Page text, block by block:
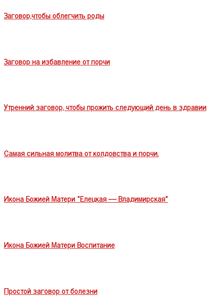
Заговор,чтобы облегчить роды
Заговор на избавление от порчи
Утренний заговор, чтобы прожить следующий день в здравии
Самая сильная молитва от колдовства и порчи.
Икона Божией Матери «Елецкая — Владимирская»
Икона Божией Матери Воспитание
Простой заговор от болезни